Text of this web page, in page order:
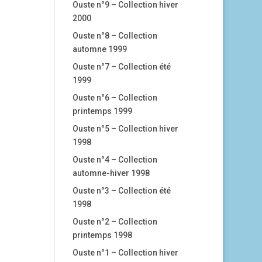
Ouste n°9 – Collection hiver
2000
Ouste n°8 – Collection
automne 1999
Ouste n°7 – Collection été
1999
Ouste n°6 – Collection
printemps 1999
Ouste n°5 – Collection hiver
1998
Ouste n°4 – Collection
automne-hiver 1998
Ouste n°3 – Collection été
1998
Ouste n°2 – Collection
printemps 1998
Ouste n°1 – Collection hiver